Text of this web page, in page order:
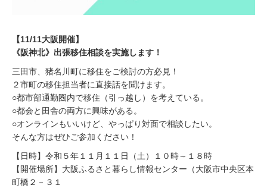
【11/11大阪開催】
《阪神北》出張移住相談を実施します！
三田市、猪名川町に移住をご検討の方必見！
２市町の移住担当者に直接話を聞けます。
○都市部通勤圏内で移住（引っ越し）を考えている。
○都会と田舎の両方に興味がある。
○オンラインもいいけど、やっぱり対面で相談したい。
そんな方はぜひご参加ください！
【日時】令和５年１１月１１日（土）１０時～１８時
【開催場所】大阪ふるさと暮らし情報センター（大阪市中央区本
町橋２－３１